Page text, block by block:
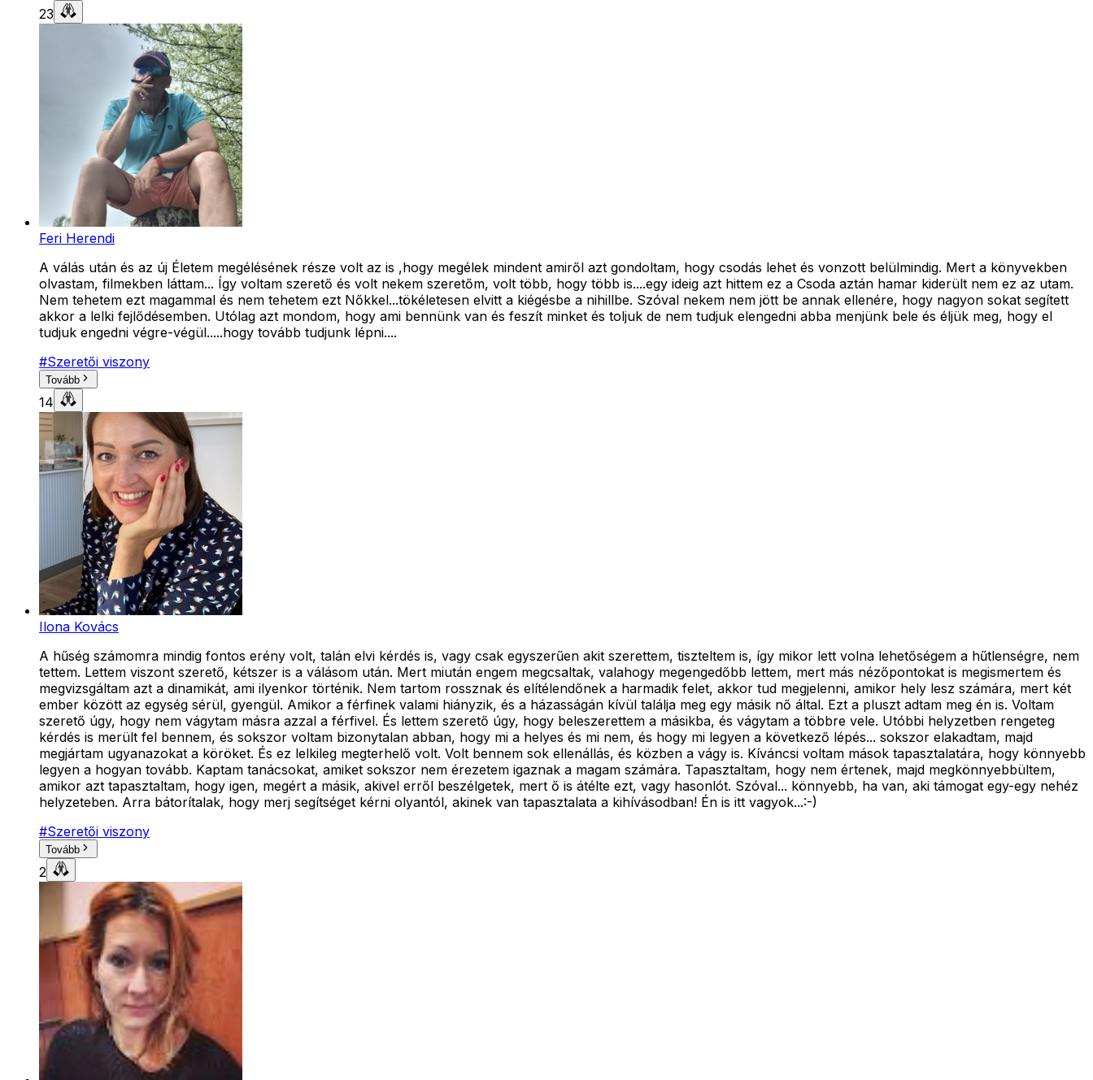
23
Feri Herendi
A válás után és az új Életem megélésének része volt az is ,hogy megélek mindent amiről azt gondoltam, hogy csodás lehet és vonzott belülmindig. Mert a könyvekben
olvastam, filmekben láttam... Így voltam szerető és volt nekem szeretőm, volt több, hogy több is....egy ideig azt hittem ez a Csoda aztán hamar kiderült nem ez az utam.
Nem tehetem ezt magammal és nem tehetem ezt Nőkkel...tökéletesen elvitt a kiégésbe a nihillbe. Szóval nekem nem jött be annak ellenére, hogy nagyon sokat segített
akkor a lelki fejlődésemben. Utólag azt mondom, hogy ami bennünk van és feszít minket és toljuk de nem tudjuk elengedni abba menjünk bele és éljük meg, hogy el
tudjuk engedni végre-végül.....hogy tovább tudjunk lépni....
#Szeretői viszony
Tovább
14
Ilona Kovács
A hűség számomra mindig fontos erény volt, talán elvi kérdés is, vagy csak egyszerűen akit szerettem, tiszteltem is, így mikor lett volna lehetőségem a hűtlenségre, nem
tettem. Lettem viszont szerető, kétszer is a válásom után. Mert miután engem megcsaltak, valahogy megengedőbb lettem, mert más nézőpontokat is megismertem és
megvizsgáltam azt a dinamikát, ami ilyenkor történik. Nem tartom rossznak és elítélendőnek a harmadik felet, akkor tud megjelenni, amikor hely lesz számára, mert két
ember között az egység sérül, gyengül. Amikor a férfinek valami hiányzik, és a házasságán kívül találja meg egy másik nő által. Ezt a pluszt adtam meg én is. Voltam
szerető úgy, hogy nem vágytam másra azzal a férfivel. És lettem szerető úgy, hogy beleszerettem a másikba, és vágytam a többre vele. Utóbbi helyzetben rengeteg
kérdés is merült fel bennem, és sokszor voltam bizonytalan abban, hogy mi a helyes és mi nem, és hogy mi legyen a következő lépés... sokszor elakadtam, majd
megjártam ugyanazokat a köröket. És ez lelkileg megterhelő volt. Volt bennem sok ellenállás, és közben a vágy is. Kíváncsi voltam mások tapasztalatára, hogy könnyebb
legyen a hogyan tovább. Kaptam tanácsokat, amiket sokszor nem érezetem igaznak a magam számára. Tapasztaltam, hogy nem értenek, majd megkönnyebbültem,
amikor azt tapasztaltam, hogy igen, megért a másik, akivel erről beszélgetek, mert ő is átélte ezt, vagy hasonlót. Szóval... könnyebb, ha van, aki támogat egy-egy nehéz
helyzeteben. Arra bátorítalak, hogy merj segítséget kérni olyantól, akinek van tapasztalata a kihívásodban! Én is itt vagyok...:-)
#Szeretői viszony
Tovább
2